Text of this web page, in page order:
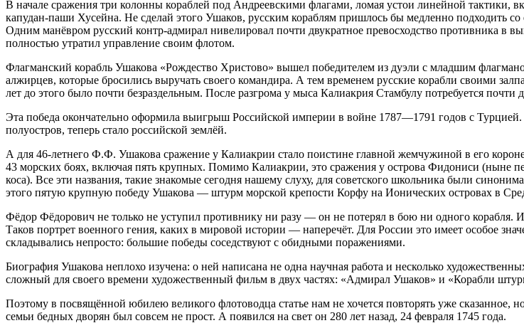
В начале сражения три колонны кораблей под Андреевскими флагами, ломая устои линейной тактики,
капудан-паши Хусейна. Не сделай этого Ушаков, русским кораблям пришлось бы медленно подходить
Одним манёвром русский контр-адмирал нивелировал почти двукратное превосходство противника в
полностью утратил управление своим флотом.
Флагманский корабль Ушакова «Рождество Христово» вышел победителем из дуэли с младшим
алжирцев, которые бросились выручать своего командира. А тем временем русские корабли своими
лет до этого было почти безраздельным. После разгрома у мыса Калиакрия Стамбулу потребуется
Эта победа окончательно оформила выигрыш Российской империи в войне 1787—1791 годов с
полуостров, теперь стало российской землёй.
А для 46-летнего Ф.Ф. Ушакова сражение у Калиакрии стало поистине главной жемчужиной в его
43 морских боях, включая пять крупных. Помимо Калиакрии, это сражения у острова Фидониси (ныне
коса). Все эти названия, такие знакомые сегодня нашему слуху, для советского школьника были
этого пятую крупную победу Ушакова — штурм морской крепости Корфу на Ионических островах в
Фёдор Фёдорович не только не уступил противнику ни разу — он не потерял в бою ни одного
Таков портрет военного гения, каких в мировой истории — наперечёт. Для России это имеет особое
складывались непросто: большие победы соседствуют с обидными поражениями.
Биография Ушакова неплохо изучена: о ней написана не одна научная работа и несколько
сложный для своего времени художественный фильм в двух частях: «Адмирал Ушаков» и «Корабли
Поэтому в посвящённой юбилею великого флотоводца статье нам не хочется повторять уже
семьи бедных дворян был совсем не прост. А появился на свет он 280 лет назад, 24 февраля 1745 года.